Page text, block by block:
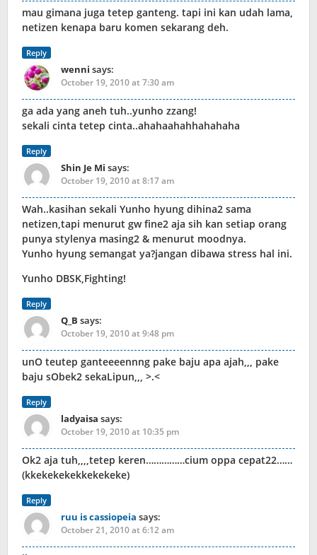
mau gimana juga tetep ganteng. tapi ini kan udah lama,
netizen kenapa baru komen sekarang deh.
Reply
wenni says:
October 19, 2010 at 7:30 am
ga ada yang aneh tuh..yunho zzang!
sekali cinta tetep cinta..ahahaahahhahahaha
Reply
Shin Je Mi says:
October 19, 2010 at 8:17 am
Wah..kasihan sekali Yunho hyung dihina2 sama
netizen,tapi menurut gw fine2 aja sih kan setiap orang
punya stylenya masing2 & menurut moodnya.
Yunho hyung semangat ya?jangan dibawa stress hal ini.
Yunho DBSK,Fighting!
Reply
Q_B says:
October 19, 2010 at 9:48 pm
unO teutep ganteeeennng pake baju apa ajah,,, pake
baju sObek2 sekaLipun,,, >.<
Reply
ladyaisa says:
October 19, 2010 at 10:35 pm
Ok2 aja tuh,,,,tetep keren……………cium oppa cepat22……
(kkekekekekkekekeke)
Reply
ruu is cassiopeia says:
October 21, 2010 at 6:12 am